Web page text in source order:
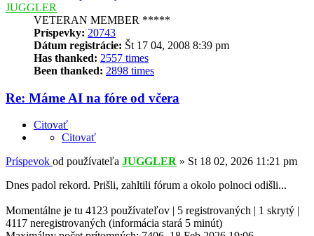
JUGGLER
VETERAN MEMBER *****
Príspevky: 20743
Dátum registrácie: Št 17 04, 2008 8:39 pm
Has thanked: 2557 times
Been thanked: 2898 times
Re: Máme AI na fóre od včera
Citovať
Citovať
Príspevok od používateľa JUGGLER » St 18 02, 2026 11:21 pm
Dnes padol rekord. Prišli, zahltili fórum a okolo polnoci odišli...
Momentálne je tu 4123 používateľov | 5 registrovaných | 1 skrytý |
4117 neregistrovaných (informácia stará 5 minút)